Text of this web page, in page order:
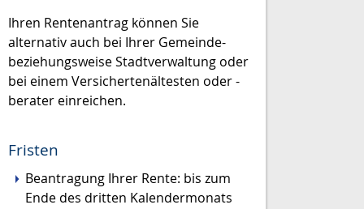
Ihren Rentenantrag können Sie
alternativ auch bei Ihrer Gemeinde-
beziehungsweise Stadtverwaltung oder
bei einem Versichertenältesten oder -
berater einreichen.
Fristen
Beantragung Ihrer Rente: bis zum
Ende des dritten Kalendermonats